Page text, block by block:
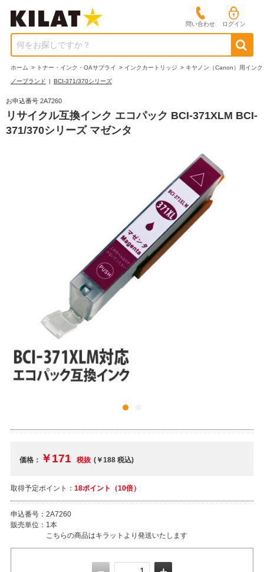
問い合わせ ログイン
何をお探しですか？
ホーム > トナー・インク・OAサプライ > インクカートリッジ > キヤノン（Canon）用インク
ノーブランド | BCI-371/370シリーズ
お申込番号 2A7260
リサイクル互換インク エコパック BCI-371XLM BCI-
371/370シリーズ マゼンタ
価格： ￥171 税抜 (￥188税込)
取得予定ポイント： 18ポイント（10倍）
申込番号： 2A7260
販売単位： 1本
こちらの商品はキラットより発送いたします